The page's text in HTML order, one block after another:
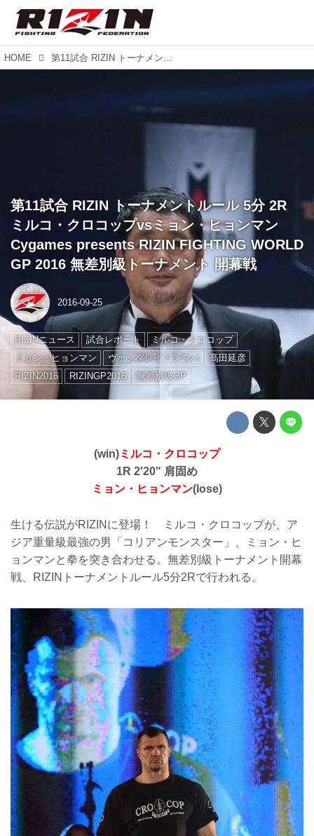
HOME 第11試合 RIZIN トーナメントルール 5分 2R ミルコ・クロコップvsミョン・ヒョンマン Cygames presents RIZIN FIGHTING WORLD GP 2016 無差別級トーナメント 開幕戦
第11試合 RIZIN トーナメントルール 5分 2R
ミルコ・クロコップvsミョン・ヒョンマン
Cygames presents RIZIN FIGHTING WORLD
GP 2016 無差別級トーナメント 開幕戦
2016-09-25
RIZINニュース 試合レポート
ミルコ・クロコップ
ミョン・ヒョンマン
ヴァンダレイ・シウバ
髙田延彦
RIZIN2016
RIZINGP2016 無差別級GP
(win)ミルコ・クロコップ
1R 2'20" 肩固め
ミョン・ヒョンマン(lose)
生ける伝説がRIZINに登場！ ミルコ・クロコップが、ア
ジア重量級最強の男「コリアンモンスター」、ミョン・ヒ
ョンマンと拳を突き合わせる。無差別級トーナメント開幕
戦、RIZINトーナメントルール5分2Rで行われる。